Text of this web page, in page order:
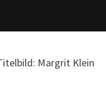
Margrit Klein